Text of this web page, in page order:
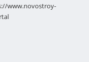
www.novostroy-